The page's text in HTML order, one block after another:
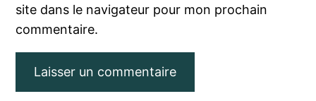
site dans le navigateur pour mon prochain
commentaire.